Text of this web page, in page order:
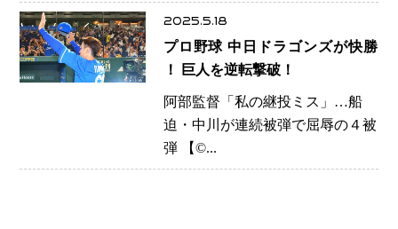
2025.5.18
プロ野球 中日ドラゴンズが快勝
！ 巨人を逆転撃破！
阿部監督「私の継投ミス」…船
迫・中川が連続被弾で屈辱の４被
弾 【©...